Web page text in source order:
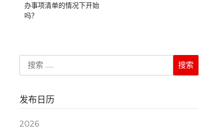
办事项清单的情况下开始
吗？
发布日历
2026